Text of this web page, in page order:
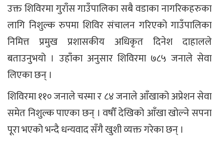
उक्त शिविरमा गुराँस गाउँपालिका सबै वडाका नागरिकहरुका
लागि निशुल्क रुपमा शिविर संचालन गरिएको गाउँपालिका
निमित्त प्रमुख प्रशासकीय अधिकृत दिनेश दाहालले
बताउनुभयो । उहाँका अनुसार शिविरमा ७८५ जनाले सेवा
लिएका छन् ।
शिविरमा ११० जनाले चस्मा र ८४ जनाले आँखाको अप्रेशन सेवा
समेत निशुल्क पाएका छन् । वषौँ देखिको आँखा खोल्ने सपना
पूरा भएको भन्दै धन्यवाद सँगै खुशी व्यक्त गरेका छन् ।